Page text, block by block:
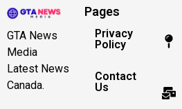
GTA News
Media
Latest News
Canada.
Pages
Privacy
Policy
Contact
Us